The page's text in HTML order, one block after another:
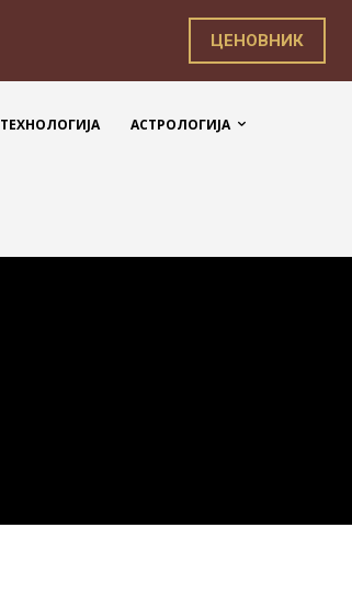
ЦЕНОВНИК
ТЕХНОЛОГИЈА АСТРОЛОГИЈА